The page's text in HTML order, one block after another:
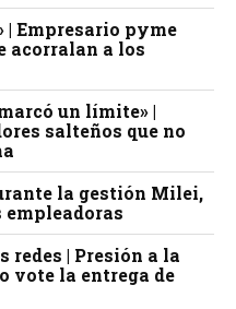
| Empresario pyme
acorralan a los
un límite» |
salteños que no
la gestión Milei,
empleadoras
redes | Presión a la
vote la entrega de